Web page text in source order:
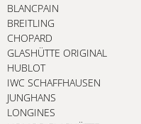
BLANCPAIN
BREITLING
CHOPARD
GLASHÜTTE ORIGINAL
HUBLOT
IWC SCHAFFHAUSEN
JUNGHANS
LONGINES